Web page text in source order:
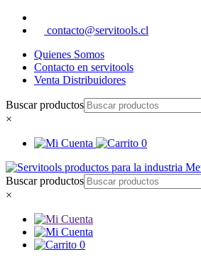
contacto@servitools.cl
Quienes Somos
Contacto en servitools
Venta Distribuidores
Buscar productos
×
0
Buscar productos
×
0